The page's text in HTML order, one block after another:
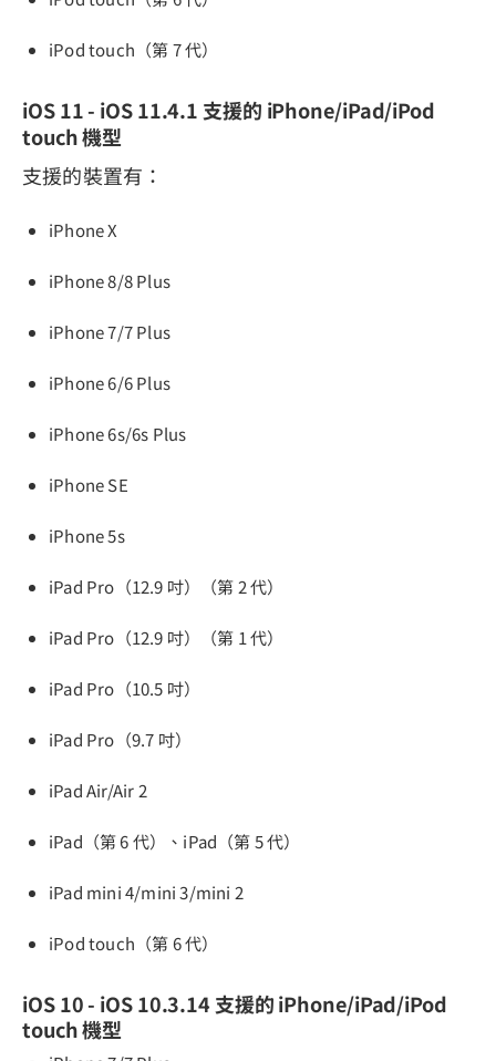
iPod touch（第 7 代）
iOS 11 - iOS 11.4.1 支援的 iPhone/iPad/iPod
touch 機型
支援的裝置有：
iPhone X
iPhone 8/8 Plus
iPhone 7/7 Plus
iPhone 6/6 Plus
iPhone 6s/6s Plus
iPhone SE
iPhone 5s
iPad Pro（12.9 吋）（第 2 代）
iPad Pro（12.9 吋）（第 1 代）
iPad Pro（10.5 吋）
iPad Pro（9.7 吋）
iPad Air/Air 2
iPad（第 6 代）、iPad（第 5 代）
iPad mini 4/mini 3/mini 2
iPod touch（第 6 代）
iOS 10 - iOS 10.3.14 支援的 iPhone/iPad/iPod
touch 機型